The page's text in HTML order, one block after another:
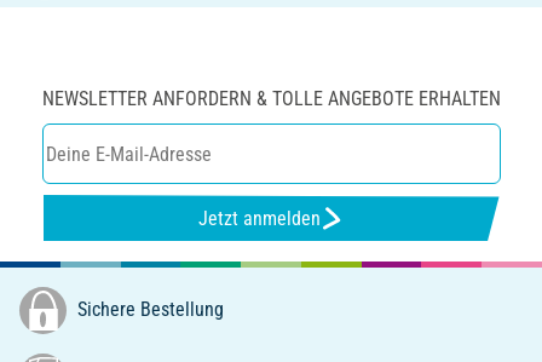
NEWSLETTER ANFORDERN & TOLLE ANGEBOTE ERHALTEN
Jetzt anmelden
Sichere Bestellung